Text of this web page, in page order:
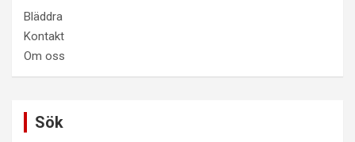
Bläddra
Kontakt
Om oss
Sök